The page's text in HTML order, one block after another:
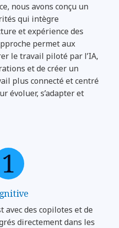
nous avons conçu un
qui intègre
et expérience des
permet aux
le travail piloté par l’IA,
et de créer un
plus connecté et centré
évoluer, s’adapter et
avec des copilotes et de
directement dans les